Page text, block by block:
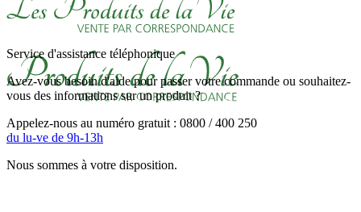
Service d'assistance téléphonique
Avez-vous besoin d'aide pour passer votre commande ou souhaitez-
vous des informations sur un produit ?
Appelez-nous au numéro gratuit : 0800 / 400 250
du lu-ve de 9h-13h
Nous sommes à votre disposition.